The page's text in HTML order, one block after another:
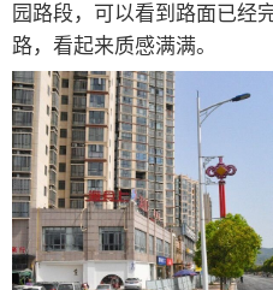
园路段，可以看到路面已经
路，看起来质感满满。